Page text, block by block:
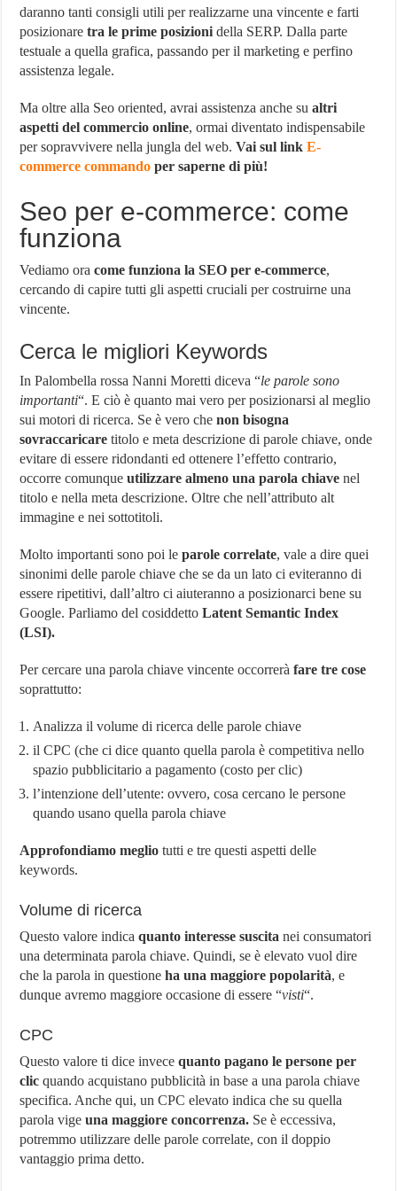
daranno tanti consigli utili per realizzarne una vincente e farti
posizionaretra le prime posizioni della SERP. Dalla parte
testuale a quella grafica, passando per il marketing e perfino
assistenza legale.
Ma oltre alla Seo oriented, avrai assistenza anche sualtri
aspetti del commercio online, ormai diventato indispensabile
per sopravvivere nella jungla del web.Vai sul linkE-
commerce commando per saperne di più!
Seo per e-commerce: come
funziona
Vediamo ora come funziona la SEO per e-commerce,
cercando di capire tutti gli aspetti cruciali per costruirne una
vincente.
Cerca le migliori Keywords
In Palombella rossa Nanni Moretti diceva “le parole sono
importanti“. E ciò è quanto mai vero per posizionarsi al meglio
sui motori di ricerca. Se è vero chenon bisogna
sovraccaricare titolo e meta descrizione di parole chiave, onde
evitare di essere ridondanti ed ottenere l’effetto contrario,
occorre comunque utilizzare almeno una parola chiave nel
titolo e nella meta descrizione. Oltre che nell’attributo alt
immagine e nei sottotitoli.
Molto importanti sono poi le parole correlate, vale a dire quei
sinonimi delle parole chiave che se da un lato ci eviteranno di
essere ripetitivi, dall’altro ci aiuteranno a posizionarci bene su
Google. Parliamo del cosiddetto Latent Semantic Index
(LSI).
Per cercare una parola chiave vincente occorreràfare tre cose
soprattutto:
Analizza il volume di ricerca delle parole chiave
il CPC (che ci dice quanto quella parola è competitiva nello
spazio pubblicitario a pagamento (costo per clic)
l’intenzione dell’utente: ovvero, cosa cercano le persone
quando usano quella parola chiave
Approfondiamo meglio tutti e tre questi aspetti delle
keywords.
Volume di ricerca
Questo valore indica quanto interesse suscita nei consumatori
una determinata parola chiave. Quindi, se è elevato vuol dire
che la parola in questioneha una maggiore popolarità, e
dunque avremo maggiore occasione di essere “visti“.
CPC
Questo valore ti dice invece quanto pagano le persone per
clic quando acquistano pubblicità in base a una parola chiave
specifica. Anche qui, un CPC elevato indica che su quella
parola vigeuna maggiore concorrenza. Se è eccessiva,
potremmo utilizzare delle parole correlate, con il doppio
vantaggio prima detto.